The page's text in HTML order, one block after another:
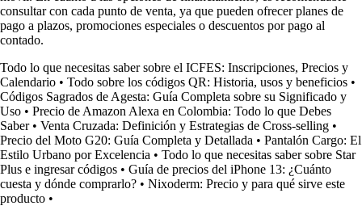
consultar con cada punto de venta, ya que pueden ofrecer planes de
pago a plazos, promociones especiales o descuentos por pago al
contado.
Todo lo que necesitas saber sobre el ICFES: Inscripciones, Precios y
Calendario • Todo sobre los códigos QR: Historia, usos y beneficios •
Códigos Sagrados de Agesta: Guía Completa sobre su Significado y
Uso • Precio de Amazon Alexa en Colombia: Todo lo que Debes
Saber• Venta Cruzada: Definición y Estrategias de Cross-selling •
Precio del Moto G20: Guía Completa y Detallada • Pantalón Cargo: El
Estilo Urbano por Excelencia • Todo lo que necesitas saber sobre Star
Plus e ingresar códigos • Guía de precios del iPhone 13: ¿Cuánto
cuesta y dónde comprarlo? • Nixoderm: Precio y para qué sirve este
producto •